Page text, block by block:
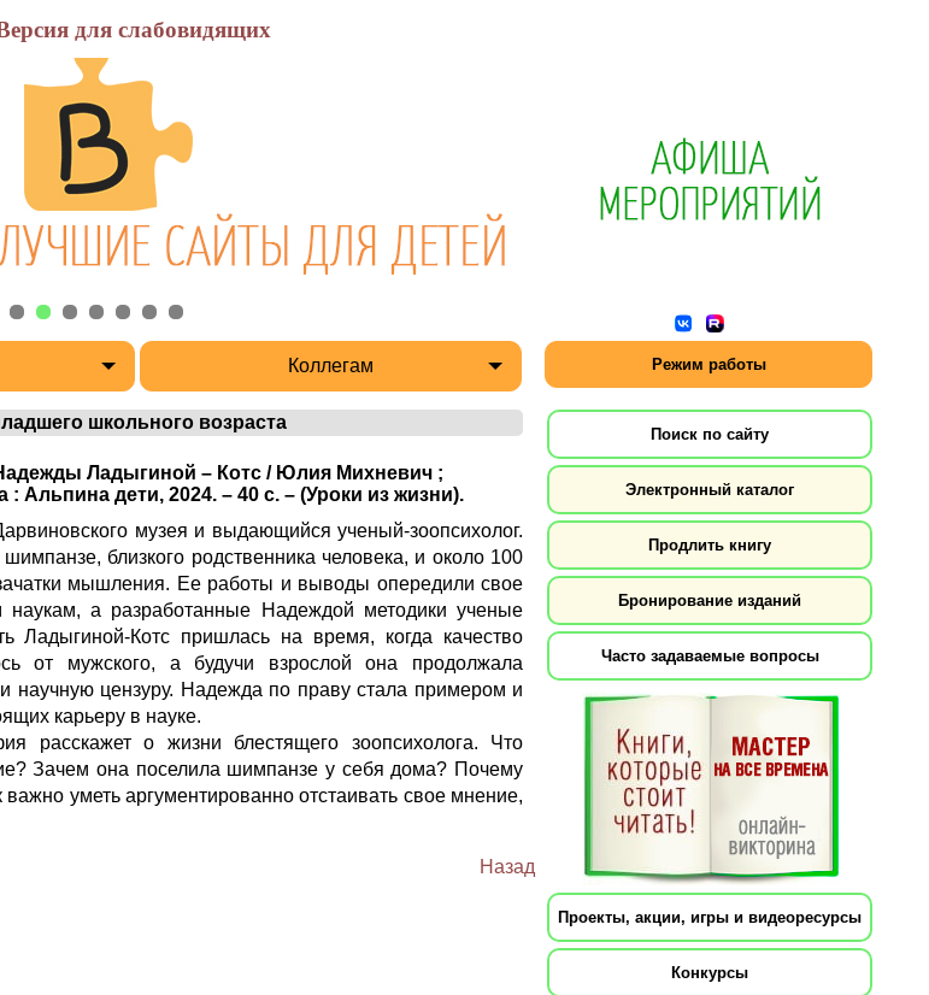
для слабовидящих
Коллегам Режим работы
школьного возраста
Ладыгиной – Котс / Юлия Михневич ;
Альпина дети, 2024. – 40 с. – (Уроки из жизни).
музея и выдающийся ученый-зоопсихолог.
близкого родственника человека, и около 100
мышления. Ее работы и выводы опередили свое
а разработанные Надеждой методики ученые
Ладыгиной-Котс пришлась на время, когда качество
от мужского, а будучи взрослой она продолжала
научную цензуру. Надежда по праву стала примером и
карьеру в науке.
расскажет о жизни блестящего зоопсихолога. Что
Зачем она поселила шимпанзе у себя дома? Почему
уметь аргументированно отстаивать свое мнение,
Назад
Поиск по сайту
Электронный каталог
Продлить книгу
Бронирование изданий
Часто задаваемые вопросы
Проекты, акции, игры и видеоресурсы
Конкурсы